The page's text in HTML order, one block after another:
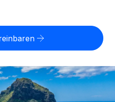
Kosten für Niederlassungen
Arbeit mit Freelancer:innen
Verwalten von
US-Bundesstaaten
berechnen